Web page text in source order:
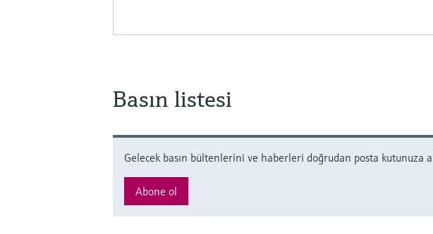
Basın listesi
Gelecek basın bültenlerini ve haberleri doğrudan posta kutunuza
Abone ol